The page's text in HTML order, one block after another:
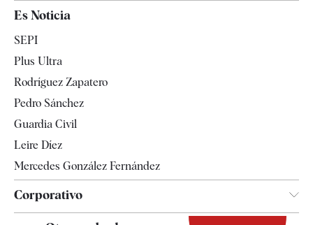
España
Televisión
Es Noticia
SEPI
Plus Ultra
Rodríguez Zapatero
Pedro Sánchez
Guardia Civil
Leire Díez
Mercedes González Fernández
Corporativo
Contacto